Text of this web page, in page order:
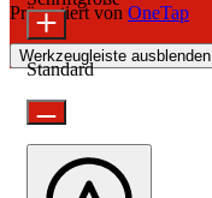
Präsentiert von OneTap
Werkzeugleiste ausblenden
Standard